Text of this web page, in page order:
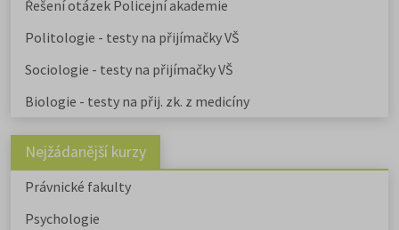
Řešení otázek Policejní akademie
Politologie - testy na přijímačky VŠ
Sociologie - testy na přijímačky VŠ
Biologie - testy na přij. zk. z medicíny
Nejžádanější kurzy
Právnické fakulty
Psychologie